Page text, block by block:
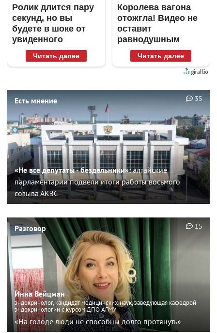
Ролик длится пару
секунд, но вы
будете в шоке от
увиденного
Читать далее
Королева вагона
отожгла! Видео не
оставит
равнодушным
Читать далее
Есть мнение
«Не все депутаты - бездельники»:алтайские
парламентарии подвели итоги работы восьмого
созыва АКЗС
35
Разговор
Инна Вейцман
эндокринолог, кандидат медицинских наук, заведующая кафедрой
эндокринологии с курсом ДПО АГМУ
«На голоде люди не способны долго протянуть»
15